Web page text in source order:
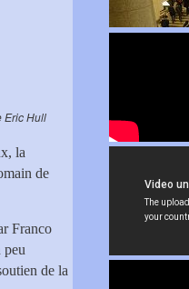
Eric Hull
la
de
Franco
peu
de la